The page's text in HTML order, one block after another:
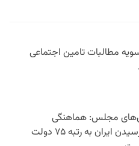
مطالبات تامین اجتماعی
مجلس: هماهنگی
نهادی شرط رسیدن ایران به رتبه ۷۵ دولت